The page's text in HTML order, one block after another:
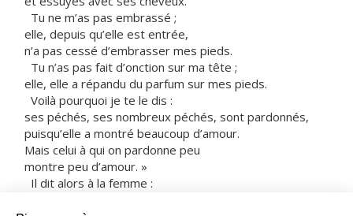
Tu ne m’as pas embrassé ;
elle, depuis qu’elle est entrée,
n’a pas cessé d’embrasser mes pieds.
Tu n’as pas fait d’onction sur ma tête ;
elle, elle a répandu du parfum sur mes pieds.
Voilà pourquoi je te le dis :
ses péchés, ses nombreux péchés, sont pardonnés,
puisqu’elle a montré beaucoup d’amour.
Mais celui à qui on pardonne peu
montre peu d’amour. »
Il dit alors à la femme :